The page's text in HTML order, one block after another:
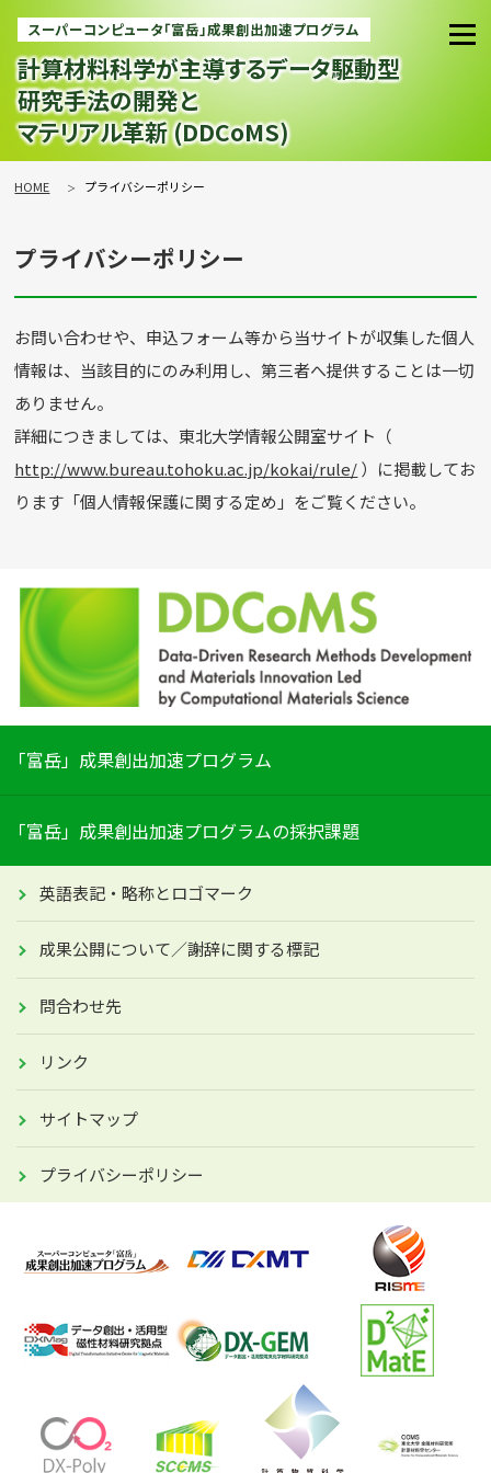
スーパーコンピュータ「富岳」成果創出加速プログラム
計算材料科学が主導するデータ駆動型
研究手法の開発と
マテリアル革新 (DDCoMS)
HOME プライバシーポリシー
プライバシーポリシー
お問い合わせや、申込フォーム等から当サイトが収集した個人
情報は、当該目的にのみ利用し、第三者へ提供することは一切
ありません。
詳細につきましては、東北大学情報公開室サイト（
http://www.bureau.tohoku.ac.jp/kokai/rule/）に掲載してお
ります「個人情報保護に関する定め」をご覧ください。
「富岳」成果創出加速プログラム
「富岳」成果創出加速プログラムの採択課題
英語表記・略称とロゴマーク
成果公開について／謝辞に関する標記
問合わせ先
リンク
サイトマップ
プライバシーポリシー